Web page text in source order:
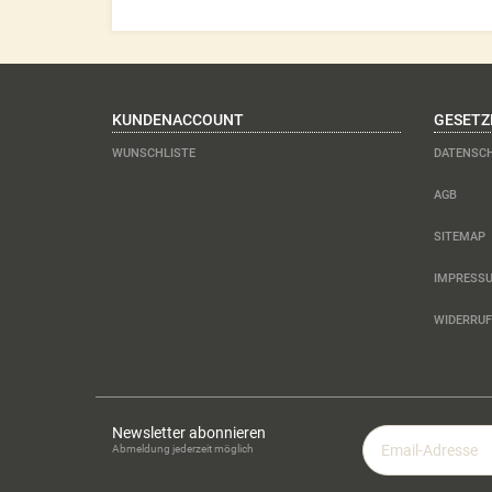
KUNDENACCOUNT
WUNSCHLISTE
AGB
SITEMAP
Newsletter abonnieren
Abmeldung jederzeit möglich
Email-
Adresse